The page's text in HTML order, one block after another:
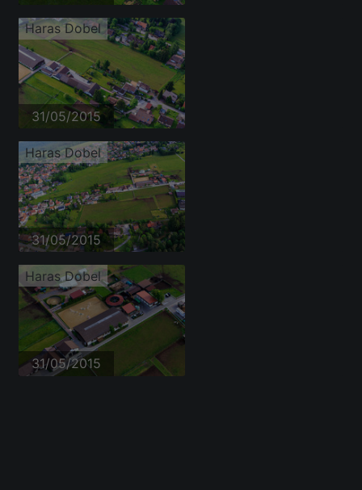
Haras Dobel
31/05/2015
Haras Dobel
31/05/2015
Haras Dobel
31/05/2015